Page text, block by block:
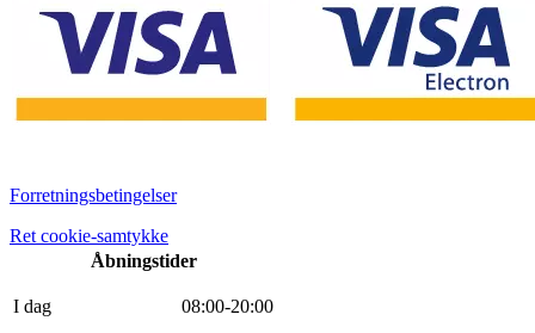
Forretningsbetingelser
Ret cookie-samtykke
Åbningstider
I dag 08:00-20:00